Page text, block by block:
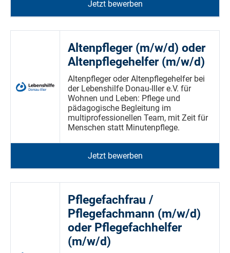
Jetzt bewerben
Altenpfleger (m/w/d) oder
Altenpflegehelfer (m/w/d)
Altenpfleger oder Altenpflegehelfer bei
der Lebenshilfe Donau-Iller e.V. für
Wohnen und Leben: Pflege und
pädagogische Begleitung im
multiprofessionellen Team, mit Zeit für
Menschen statt Minutenpflege.
Jetzt bewerben
Pflegefachfrau /
Pflegefachmann (m/w/d)
oder Pflegefachhelfer
(m/w/d)